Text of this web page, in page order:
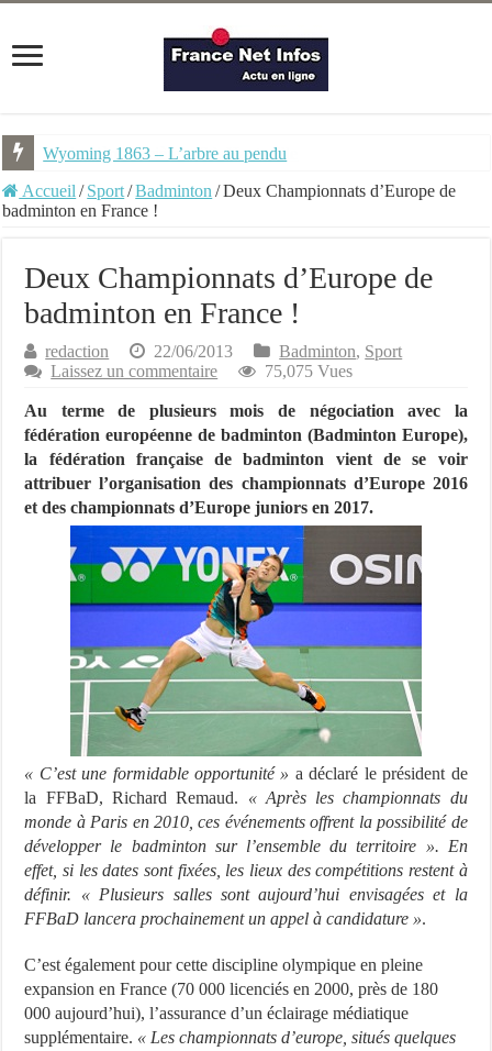
Wyoming 1863 – L’arbre au pendu
Accueil / Sport/Badminton /Deux Championnats d’Europe de
badminton en France !
Deux Championnats d’Europe de
badminton en France !
redaction 22/06/2013 Badminton, Sport
Laissez un commentaire
75,075 Vues
Au terme de plusieurs mois de négociation avec la
fédération européenne de badminton (Badminton Europe),
la fédération française de badminton vient de se voir
attribuer l’organisation des championnats d’Europe 2016
et des championnats d’Europe juniors en 2017.
« C’est une formidable opportunité » a déclaré le président de
la FFBaD, Richard Remaud. « Après les championnats du
monde à Paris en 2010, ces événements offrent la possibilité de
développer le badminton sur l’ensemble du territoire ». En
effet, si les dates sont fixées, les lieux des compétitions restent à
définir. « Plusieurs salles sont aujourd’hui envisagées et la
FFBaD lancera prochainement un appel à candidature ».
C’est également pour cette discipline olympique en pleine
expansion en France (70 000 licenciés en 2000, près de 180
000 aujourd’hui), l’assurance d’un éclairage médiatique
supplémentaire. « Les championnats d’europe, situés quelques